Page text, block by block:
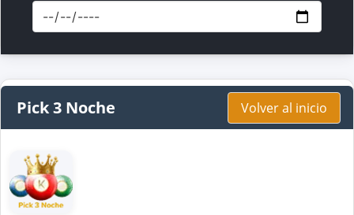
Pick 3 Noche Volver al inicio